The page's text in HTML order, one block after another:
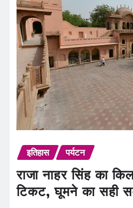
इतिहास पर्यटन
राजा नाहर सिंह का
टिकट, घूमने का सही